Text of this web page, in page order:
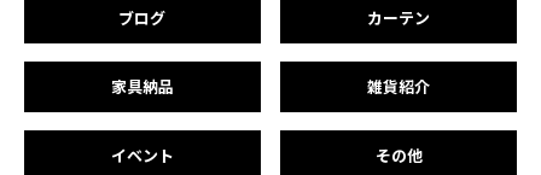
ブログ カーテン
家具納品 雑貨紹介
イベント その他